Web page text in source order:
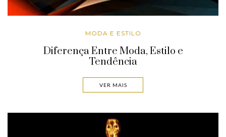
MODA E ESTILO
Diferença Entre Moda, Estilo e
Tendência
VER MAIS